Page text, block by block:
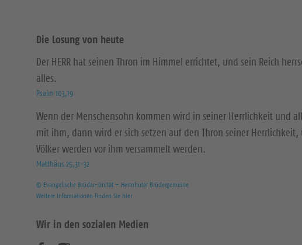
Die Losung von heute
Der HERR hat seinen Thron im Himmel errichtet, und sein Reich
alles.
Psalm 103,19
Wenn der Menschensohn kommen wird in seiner Herrlichkeit und
mit ihm, dann wird er sich setzen auf den Thron seiner Herrlichkeit,
Völker werden vor ihm versammelt werden.
Matthäus 25,31-32
© Evangelische Brüder-Unität – Herrnhuter Brüdergemeine
Weitere Informationen finden Sie hier
Wir in den sozialen Medien